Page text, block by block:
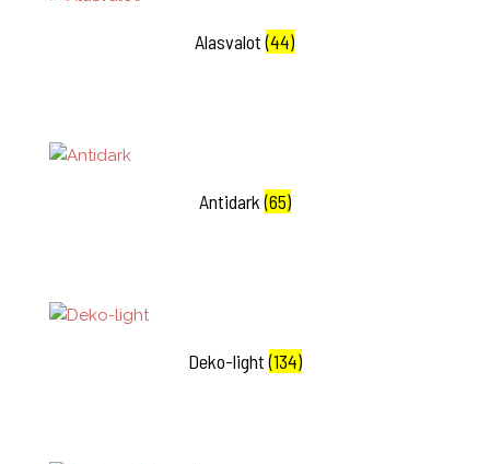
Alasvalot(44)
Antidark(65)
Deko-light(134)